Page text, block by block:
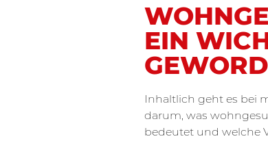
EIN
Inhaltlich geht es bei
darum, was
bedeutet und welche